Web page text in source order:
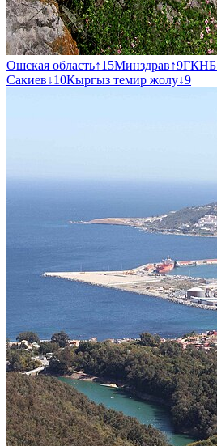
Ошская область↑15Минздрав↑9ГКНБ
Сакиев↓10Кыргыз темир жолу↓9